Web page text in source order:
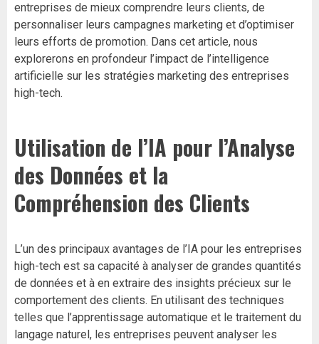
entreprises de mieux comprendre leurs clients, de
personnaliser leurs campagnes marketing et d’optimiser
leurs efforts de promotion. Dans cet article, nous
explorerons en profondeur l’impact de l’intelligence
artificielle sur les stratégies marketing des entreprises
high-tech.
Utilisation de l’IA pour l’Analyse
des Données et la
Compréhension des Clients
L’un des principaux avantages de l’IA pour les entreprises
high-tech est sa capacité à analyser de grandes quantités
de données et à en extraire des insights précieux sur le
comportement des clients. En utilisant des techniques
telles que l’apprentissage automatique et le traitement du
langage naturel, les entreprises peuvent analyser les